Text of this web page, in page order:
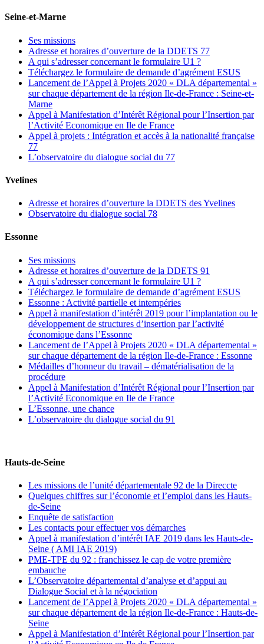
Seine-et-Marne
Ses missions
Adresse et horaires d’ouverture de la DDETS 77
A qui s’adresser concernant le formulaire U1 ?
Téléchargez le formulaire de demande d’agrément ESUS
Lancement de l’Appel à Projets 2020 « DLA départemental »
sur chaque département de la région Ile-de-France : Seine-et-
Marne
Appel à Manifestation d’Intérêt Régional pour l’Insertion par
l’Activité Economique en Ile de France
Appel à projets : Intégration et accès à la nationalité française
77
L’observatoire du dialogue social du 77
Yvelines
Adresse et horaires d’ouverture la DDETS des Yvelines
Observatoire du dialogue social 78
Essonne
Ses missions
Adresse et horaires d’ouverture de la DDETS 91
A qui s’adresser concernant le formulaire U1 ?
Téléchargez le formulaire de demande d’agrément ESUS
Essonne : Activité partielle et intempéries
Appel à manifestation d’intérêt 2019 pour l’implantation ou le
développement de structures d’insertion par l’activité
économique dans l’Essonne
Lancement de l’Appel à Projets 2020 « DLA départemental »
sur chaque département de la région Ile-de-France : Essonne
Médailles d’honneur du travail – dématérialisation de la
procédure
Appel à Manifestation d’Intérêt Régional pour l’Insertion par
l’Activité Economique en Ile de France
L’Essonne, une chance
L’observatoire du dialogue social du 91
Hauts-de-Seine
Les missions de l’unité départementale 92 de la Direccte
Quelques chiffres sur l’économie et l’emploi dans les Hauts-
de-Seine
Enquête de satisfaction
Les contacts pour effectuer vos démarches
Appel à manifestation d’intérêt IAE 2019 dans les Hauts-de-
Seine ( AMI IAE 2019)
PME-TPE du 92 : franchissez le cap de votre première
embauche
L’Observatoire départemental d’analyse et d’appui au
Dialogue Social et à la négociation
Lancement de l’Appel à Projets 2020 « DLA départemental »
sur chaque département de la région Ile-de-France : Hauts-de-
Seine
Appel à Manifestation d’Intérêt Régional pour l’Insertion par